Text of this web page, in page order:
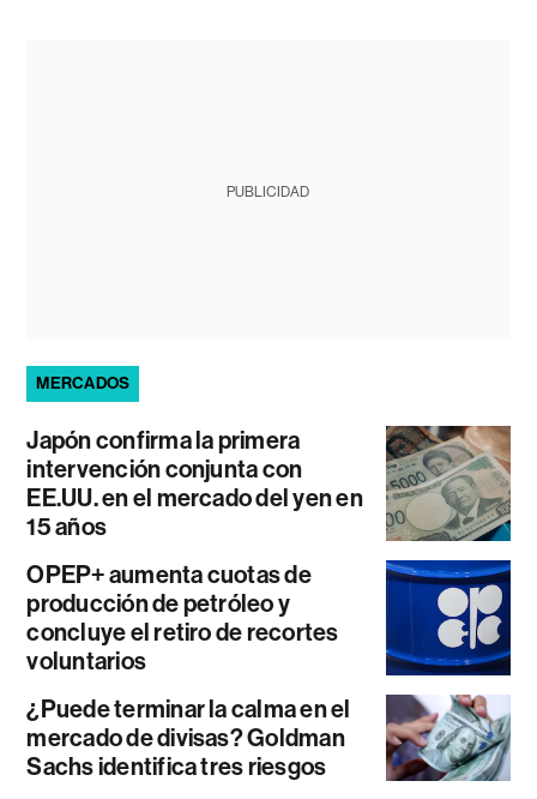
PUBLICIDAD
MERCADOS
Japón confirma la primera
intervención conjunta con
EE.UU. en el mercado del yen en
15 años
OPEP+ aumenta cuotas de
producción de petróleo y
concluye el retiro de recortes
voluntarios
¿Puede terminar la calma en el
mercado de divisas? Goldman
Sachs identifica tres riesgos